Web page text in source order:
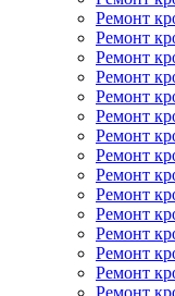
Ремонт
Ремонт
Ремонт
Ремонт
Ремонт
Ремонт
Ремонт
Ремонт
Ремонт
Ремонт
Ремонт
Ремонт
Ремонт
Ремонт
Ремонт